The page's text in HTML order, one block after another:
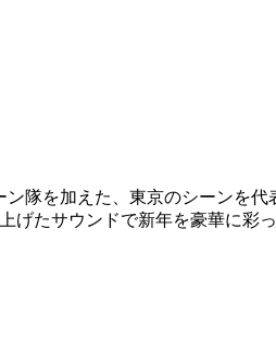
隊を加えた、東京のシーンを代
たサウンドで新年を豪華に彩っ